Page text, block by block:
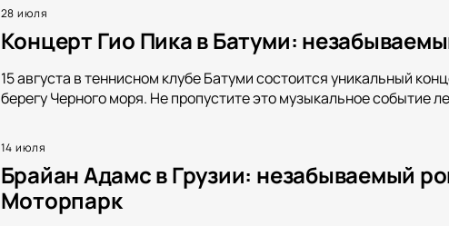
28 июля
Концерт Гио Пика в Батуми:
15 августа в теннисном клубе Батуми состоится уникальный
берегу Черного моря. Не пропустите это музыкальное событие
14 июля
Брайан Адамс в Грузии: незабываемый
Моторпарк